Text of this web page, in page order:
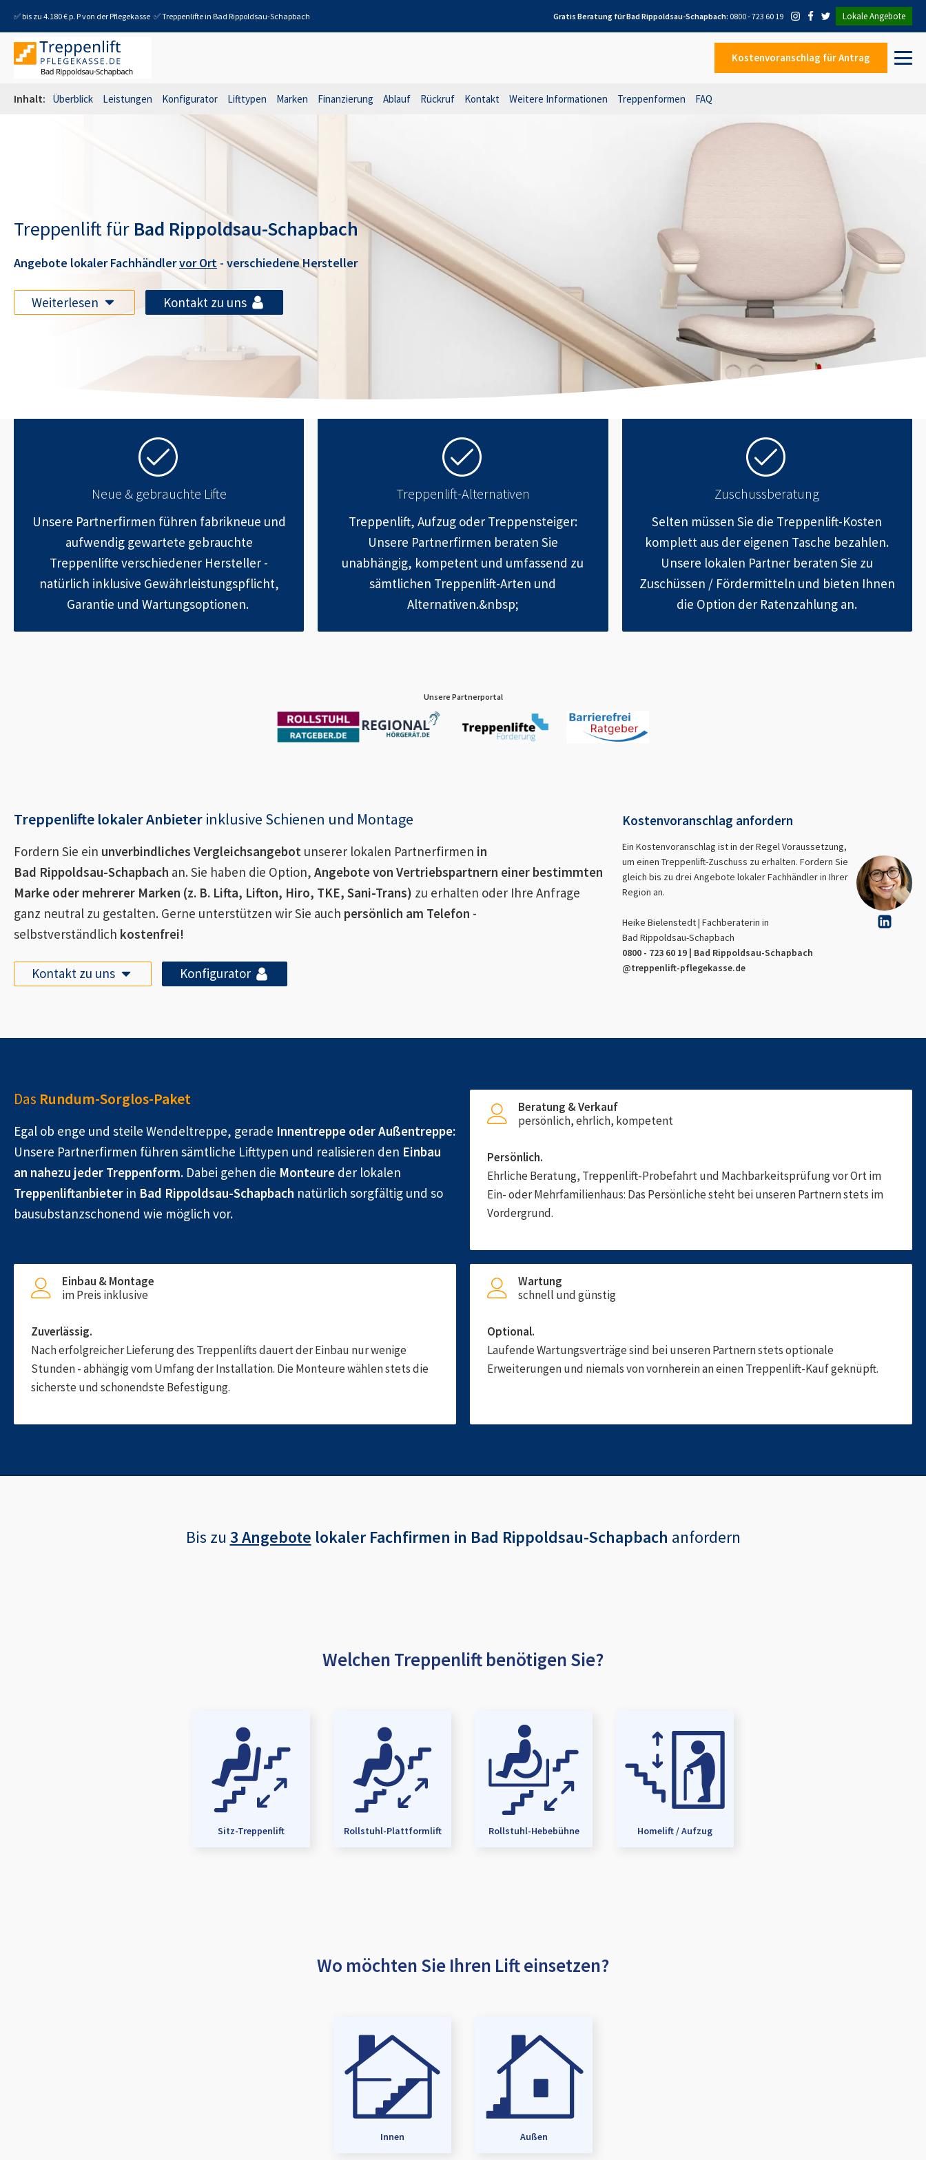
✅ bis zu 4.180 € p. P von der Pflegekasse ✅ Treppenlifte in Bad Rippoldsau-Schapbach Gratis Beratung fürBad Rippoldsau-Schapbach: 0800 - 723 60 19 Lokale Angebote
Kostenvoranschlag für Antrag
Inhalt: Überblick Leistungen Konfigurator Lifttypen Marken Finanzierung Ablauf Rückruf Kontakt Weitere Informationen Treppenformen FAQ
Treppenlift für Bad Rippoldsau-Schapbach
Angebote lokaler Fachhändlervor Ort - verschiedene Hersteller
Weiterlesen Kontakt zu uns
Neue & gebrauchte Lifte
Unsere Partnerfirmen führen fabrikneue und
aufwendig gewartete gebrauchte
Treppenlifte verschiedener Hersteller -
natürlich inklusive Gewährleistungspflicht,
Garantie und Wartungsoptionen.
Treppenlift-Alternativen
Treppenlift, Aufzug oder Treppensteiger:
Unsere Partnerfirmen beraten Sie
unabhängig, kompetent und umfassend zu
sämtlichen Treppenlift-Arten und
Alternativen.&nbsp;
Zuschussberatung
Selten müssen Sie die Treppenlift-Kosten
komplett aus der eigenen Tasche bezahlen.
Unsere lokalen Partner beraten Sie zu
Zuschüssen / Fördermitteln und bieten Ihnen
die Option der Ratenzahlung an.
Unsere Partnerportal
Treppenlifte lokaler Anbieter inklusive Schienen und Montage
Fordern Sie ein unverbindliches Vergleichsangebot unserer lokalen Partnerfirmen in
Bad Rippoldsau-Schapbach an. Sie haben die Option, Angebote von Vertriebspartnern einer bestimmten
Marke oder mehrerer Marken (z. B. Lifta, Lifton, Hiro, TKE, Sani-Trans) zu erhalten oder Ihre Anfrage
ganz neutral zu gestalten. Gerne unterstützen wir Sie auch persönlich am Telefon -
selbstverständlich kostenfrei!
Kontakt zu uns Konfigurator
Kostenvoranschlag anfordern
Ein Kostenvoranschlag ist in der Regel Voraussetzung,
um einen Treppenlift-Zuschuss zu erhalten. Fordern Sie
gleich bis zu drei Angebote lokaler Fachhändler in Ihrer
Region an.
Heike Bielenstedt | Fachberaterin in
Bad Rippoldsau-Schapbach
0800 - 723 60 19 | Bad Rippoldsau-Schapbach
@treppenlift-pflegekasse.de
Das Rundum-Sorglos-Paket
Egal ob enge und steile Wendeltreppe, gerade Innentreppe oder Außentreppe:
Unsere Partnerfirmen führen sämtliche Lifttypen und realisieren den Einbau
an nahezu jeder Treppenform. Dabei gehen die Monteure der lokalen
Treppenliftanbieter in Bad Rippoldsau-Schapbach natürlich sorgfältig und so
bausubstanzschonend wie möglich vor.
Beratung & Verkauf
persönlich, ehrlich, kompetent
Persönlich.
Ehrliche Beratung, Treppenlift-Probefahrt und Machbarkeitsprüfung vor Ort im
Ein- oder Mehrfamilienhaus: Das Persönliche steht bei unseren Partnern stets im
Vordergrund.
Einbau & Montage
im Preis inklusive
Zuverlässig.
Nach erfolgreicher Lieferung des Treppenlifts dauert der Einbau nur wenige
Stunden - abhängig vom Umfang der Installation. Die Monteure wählen stets die
sicherste und schonendste Befestigung.
Wartung
schnell und günstig
Optional.
Laufende Wartungsverträge sind bei unseren Partnern stets optionale
Erweiterungen und niemals von vornherein an einen Treppenlift-Kauf geknüpft.
Bis zu 3 Angebote lokaler Fachfirmen in Bad Rippoldsau-Schapbach anfordern
Welchen Treppenlift benötigen Sie?
Sitz-Treppenlift Rollstuhl-Plattformlift Rollstuhl-Hebebühne Homelift / Aufzug
Wo möchten Sie Ihren Lift einsetzen?
Innen Außen